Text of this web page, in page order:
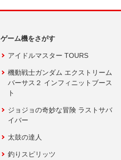
ゲーム機をさがす
アイドルマスター TOURS
機動戦士ガンダム エクストリーム
バーサス２ インフィニットブース
ト
ジョジョの奇妙な冒険 ラストサバ
イバー
太鼓の達人
釣りスピリッツ